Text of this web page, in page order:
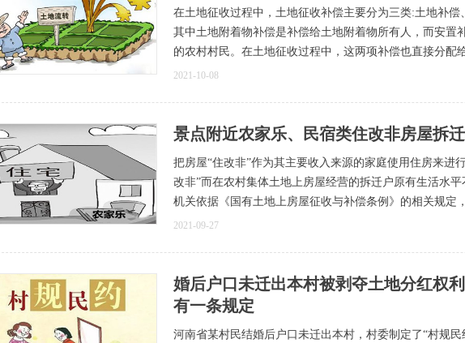
在土地征收过程中，土地征收补偿主要分为三类:土地补偿
其中土地附着物补偿是补偿给土地附着物所有人，而安置
的农村村民。在土地征收过程中，这两项补偿也直接分配
2021-10-08
景点附近农家乐、民宿类住改非房屋拆
把房屋“住改非”作为其主要收入来源的家庭使用住房来进
改非”而在农村集体土地上房屋经营的拆迁户原有生活水
机关依据《国有土地上房屋征收与补偿条例》的相关规定
2021-09-27
婚后户口未迁出本村被剥夺土地分红权
有一条规定
河南省某村民结婚后户口未迁出本村，村委制定了“村规民